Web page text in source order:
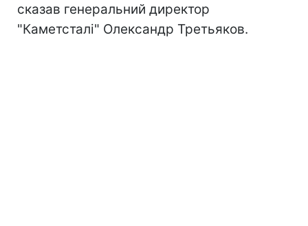
сказав генеральний директор
"Каметсталі" Олександр Третьяков.